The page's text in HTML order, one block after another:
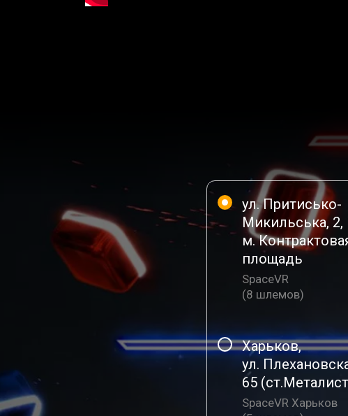
ул. Притисько-
Микильська, 2,
м.
площадь
SpaceVR
(8 шлемов)
Харьков,
ул.
65
SpaceVR Харьков